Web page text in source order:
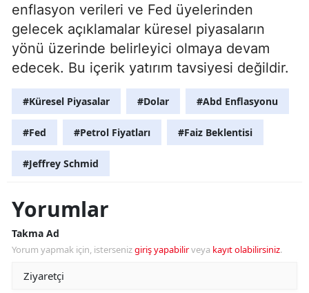
enflasyon verileri ve Fed üyelerinden
gelecek açıklamalar küresel piyasaların
yönü üzerinde belirleyici olmaya devam
edecek. Bu içerik yatırım tavsiyesi değildir.
#Küresel Piyasalar #Dolar #Abd Enflasyonu
#Fed #Petrol Fiyatları #Faiz Beklentisi
#Jeffrey Schmid
Yorumlar
Takma Ad
Yorum yapmak için, istersenizgiriş yapabilirveya kayıt olabilirsiniz.